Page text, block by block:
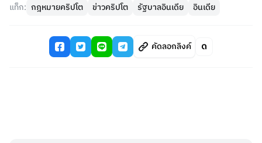
แท็ก: กฎหมายคริปโต ข่าวคริปโต รัฐบาลอินเดีย อินเดีย
คัดลอกลิงค์